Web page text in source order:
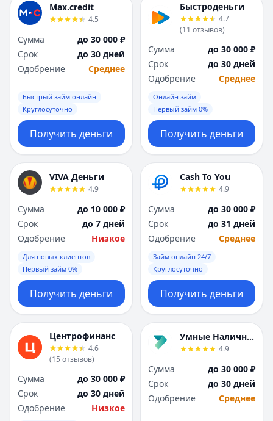
Max.credit
4.5
Сумма
до 30 000 ₽
Срок
до 30 дней
Одобрение
Среднее
Быстрый займ онлайн
Круглосуточно
Получить деньги
Быстроденьги
4.7
(11 отзывов)
Сумма
до 30 000 ₽
Срок
до 30 дней
Одобрение
Среднее
Онлайн займ
Первый займ 0%
Получить деньги
VIVA Деньги
4.9
Сумма
до 10 000 ₽
Срок
до 7 дней
Одобрение
Низкое
Для новых клиентов
Первый займ 0%
Получить деньги
Cash To You
4.9
Сумма
до 30 000 ₽
Срок
до 31 дней
Одобрение
Среднее
Займ онлайн 24/7
Круглосуточно
Получить деньги
Центрофинанс
4.6
(15 отзывов)
Сумма
до 30 000 ₽
Срок
до 30 дней
Одобрение
Низкое
Умные Наличные
4.9
Сумма
до 30 000 ₽
Срок
до 30 дней
Одобрение
Среднее